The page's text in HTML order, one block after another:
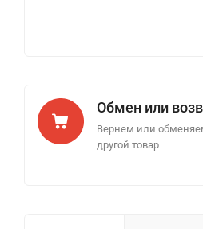
Обмен или
Вернем или
другой товар